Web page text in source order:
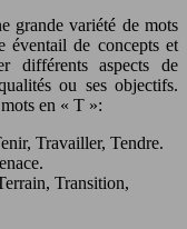
grande variété de mots
éventail de concepts et
différents aspects de
ou ses objectifs.
en « T »:
Travailler, Tendre.
Transition,